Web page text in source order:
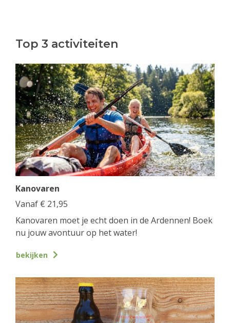
Top 3 activiteiten
Kanovaren
Vanaf € 21,95
Kanovaren moet je echt doen in de Ardennen! Boek
nu jouw avontuur op het water!
bekijken